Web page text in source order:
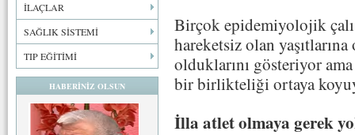
İLAÇLAR
SAĞLIK SİSTEMİ
TIP EĞİTİMİ
HABERİNİZ OLSUN
Birçok epidemiyolojik
hareketsiz olan
olduklarını gösteriyor
bir birlikteliği ortaya
İlla atlet olmaya gerek